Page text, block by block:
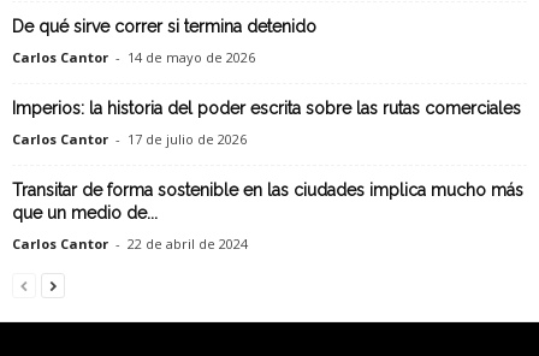
De qué sirve correr si termina detenido
Carlos Cantor - 14 de mayo de 2026
Imperios: la historia del poder escrita sobre las rutas comerciales
Carlos Cantor - 17 de julio de 2026
Transitar de forma sostenible en las ciudades implica mucho más
que un medio de...
Carlos Cantor - 22 de abril de 2024